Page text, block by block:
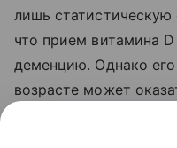
лишь статистическую
что прием витамина
деменцию. Однако
возрасте может